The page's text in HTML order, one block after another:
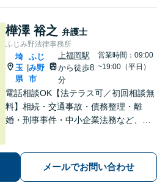
樺澤 裕之 弁護士
ふじみ野法律事務所
埼
玉
県
ふじ
み野
市
上福岡駅
から徒歩8
分
営業時間：09:00
~19:00（平日）
電話相談OK【法テラス可／初回相談無
料】相続・交通事故・債務整理・離
婚・刑事事件・中小企業法務など、お
へと導きます【休日夜間対応】【上福
岡駅8分】【駐車場あり】
メールでお問い合わせ